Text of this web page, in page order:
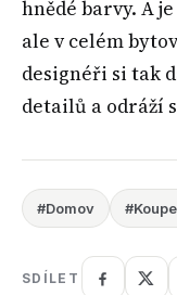
hnědé barvy. A
ale v celém
designéři si tak
detailů a odráží
#Domov
SDÍLET